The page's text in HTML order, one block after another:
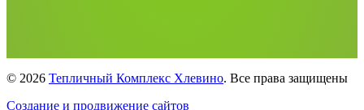
© 2026 Тепличный Комплекс Хлевино. Все права защищены
Создание и продвижение сайтов